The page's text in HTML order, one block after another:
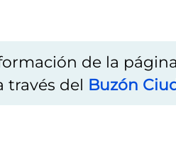
de la
través del Buzón